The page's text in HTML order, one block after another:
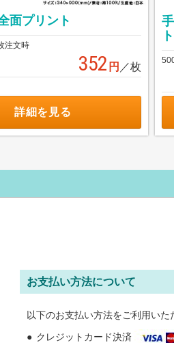
面プリント
注文時
352 円 ／枚
詳細を見る
ト
お支払い方法について
以下のお支払い方法をご利用いた
クレジットカード決済